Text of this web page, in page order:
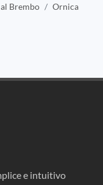
Brembo Ornica
e intuitivo